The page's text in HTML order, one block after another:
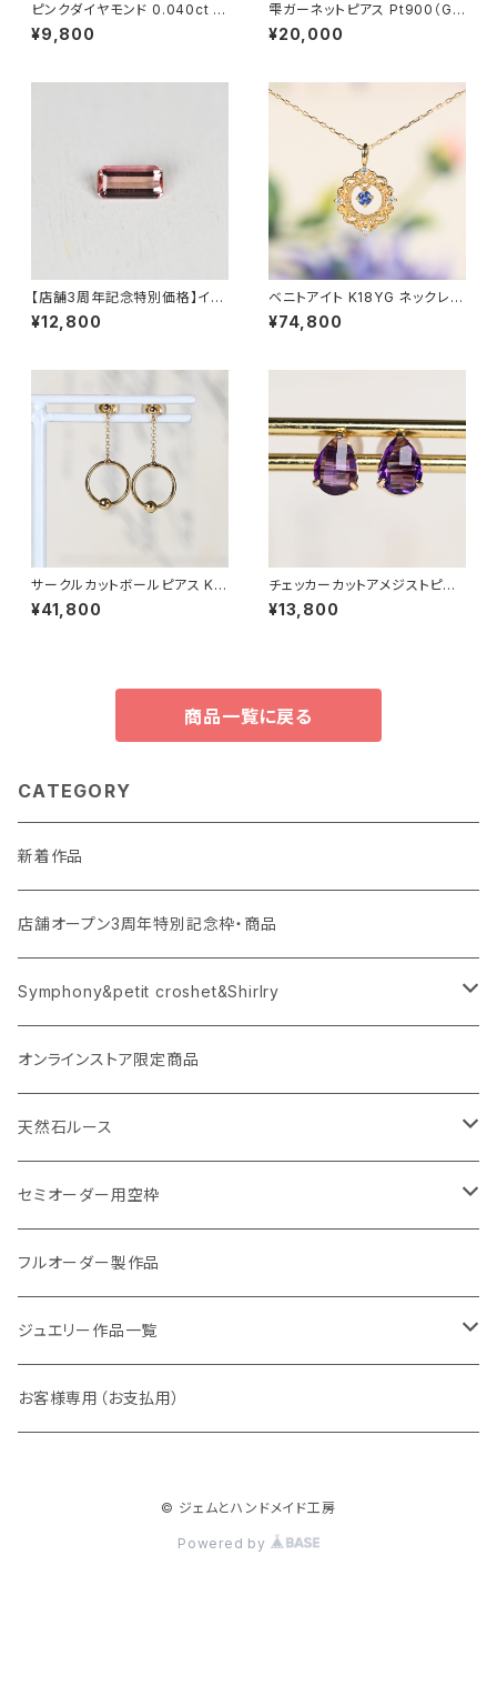
ピンクダイヤモンド 0.040ct ラ
ウンドカット（ソーティング付き）
SCB5499
¥9,800
雫ガーネットピアス Pt900（GH
3151）
¥20,000
【店舗3周年記念特別価格】イン
ペリアルトパーズ 0.466ct（ソ
ーティング付き）SA29336
¥12,800
ベニトアイト K18YG ネックレス
（GH2042）
¥74,800
サークルカットボールピアス K1
8YG（GH3206）
¥41,800
チェッカーカットアメジストピア
ス K18YG（GH3125）
¥13,800
商品一覧に戻る
CATEGORY
新着作品
店舗オープン3周年特別記念枠・商品
Symphony&petit croshet&Shirlry
Symphony（シンフォニー）
Petit crochet（プチ・クロシェ）
Shirlry（シアリー）
オンラインストア限定商品
天然石ルース
パライバトルマリン
アレキサンドライト
パパラチアサファイア
グランディエディエライト
セミオーダー用空枠
リング
ラウンド
オーバル
ネックレス・ペンダント
ラウンド
ピアス
フルオーダー製作品
ジュエリー作品一覧
リング
お客様専用（お支払用）
© ジェムとハンドメイド工房
Powered by